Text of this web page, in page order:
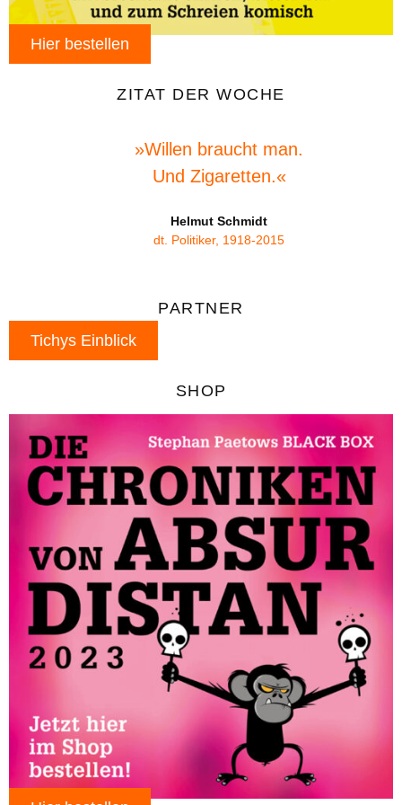
Hier bestellen
ZITAT DER WOCHE
»Willen braucht man.
Und Zigaretten.«
Helmut Schmidt
dt. Politiker, 1918-2015
PARTNER
Tichys Einblick
SHOP